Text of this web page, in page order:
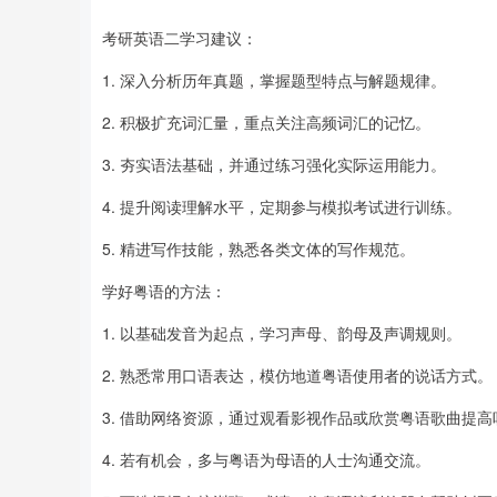
考研英语二学习建议：
1. 深入分析历年真题，掌握题型特点与解题规律。
2. 积极扩充词汇量，重点关注高频词汇的记忆。
3. 夯实语法基础，并通过练习强化实际运用能力。
4. 提升阅读理解水平，定期参与模拟考试进行训练。
5. 精进写作技能，熟悉各类文体的写作规范。
学好粤语的方法：
1. 以基础发音为起点，学习声母、韵母及声调规则。
2. 熟悉常用口语表达，模仿地道粤语使用者的说话方式。
3. 借助网络资源，通过观看影视作品或欣赏粤语歌曲提高
4. 若有机会，多与粤语为母语的人士沟通交流。